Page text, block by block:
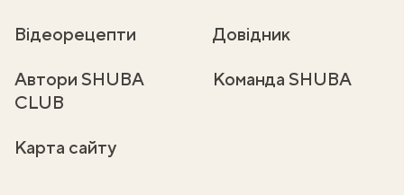
Відеорецепти Довідник
Автори SHUBA
CLUB
Команда SHUBA
Карта сайту